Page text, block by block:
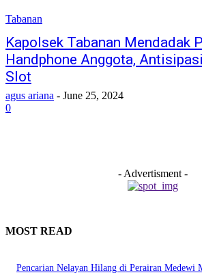
Tabanan
Kapolsek Tabanan Mendadak
Handphone Anggota,
Slot
agus ariana - June 25, 2024
0
- Advertisment -
MOST READ
Pencarian Nelayan Hilang di Perairan